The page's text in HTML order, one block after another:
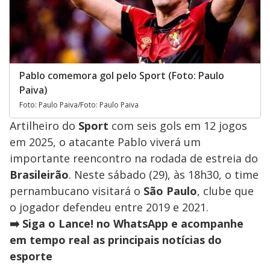
Pablo comemora gol pelo Sport (Foto: Paulo
Paiva)
Foto: Paulo Paiva/Foto: Paulo Paiva
Artilheiro do Sport com seis gols em 12 jogos
em 2025, o atacante Pablo viverá um
importante reencontro na rodada de estreia do
Brasileirão. Neste sábado (29), às 18h30, o time
pernambucano visitará o São Paulo, clube que
o jogador defendeu entre 2019 e 2021.
➡️ Siga o Lance! no WhatsApp e acompanhe
em tempo real as principais notícias do
esporte